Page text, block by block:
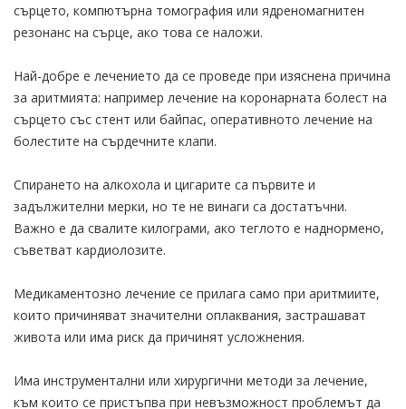
сърцето, компютърна томография или ядреномагнитен
резонанс на сърце, ако това се наложи.
Най-добре e лечението да се проведе при изяснена причина
за аритмията: например лечение на коронарната болест на
сърцето със стент или байпас, оперативното лечение на
болестите на сърдечните клапи.
Спирането на алкохола и цигарите са първите и
задължителни мерки, но те не винаги са достатъчни.
Важно е да свалите килограми, ако теглото е наднормено,
съветват кардиолозите.
Медикаментозно лечение се прилага само при аритмиите,
които причиняват значителни оплаквания, застрашават
живота или има риск да причинят усложнения.
Има инструментални или хирургични методи за лечение,
към които се пристъпва при невъзможност проблемът да